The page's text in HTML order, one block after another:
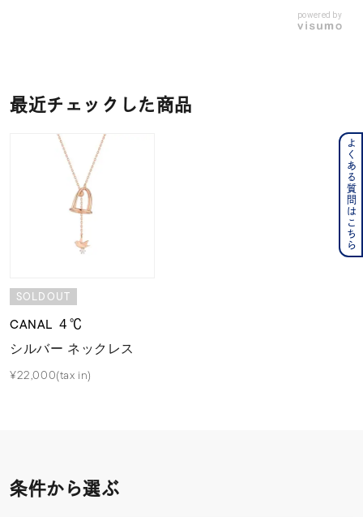
powered by
最近チェックした商品
SOLDOUT
CANAL ４℃
シルバー ネックレス
¥22,000(tax in)
条件から選ぶ
よくある質問はこちら